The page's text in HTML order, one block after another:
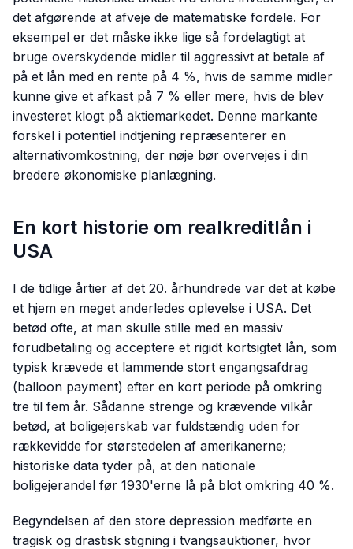
det afgørende at afveje de matematiske fordele. For
eksempel er det måske ikke lige så fordelagtigt at
bruge overskydende midler til aggressivt at betale af
på et lån med en rente på 4 %, hvis de samme midler
kunne give et afkast på 7 % eller mere, hvis de blev
investeret klogt på aktiemarkedet. Denne markante
forskel i potentiel indtjening repræsenterer en
alternativomkostning, der nøje bør overvejes i din
bredere økonomiske planlægning.
En kort historie om realkreditlån i
USA
I de tidlige årtier af det 20. århundrede var det at købe
et hjem en meget anderledes oplevelse i USA. Det
betød ofte, at man skulle stille med en massiv
forudbetaling og acceptere et rigidt kortsigtet lån, som
typisk krævede et lammende stort engangsafdrag
(balloon payment) efter en kort periode på omkring
tre til fem år. Sådanne strenge og krævende vilkår
betød, at boligejerskab var fuldstændig uden for
rækkevidde for størstedelen af amerikanerne;
historiske data tyder på, at den nationale
boligejerandel før 1930'erne lå på blot omkring 40 %.
Begyndelsen af den store depression medførte en
tragisk og drastisk stigning i tvangsauktioner, hvor